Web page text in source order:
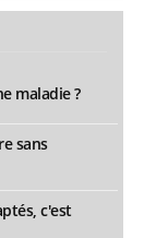
maladie ?
sans
c'est